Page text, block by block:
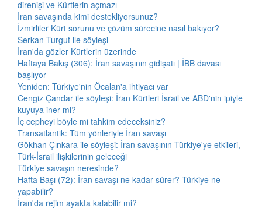
direnişi ve Kürtlerin açmazı
İran savaşında kimi destekliyorsunuz?
İzmirliler Kürt sorunu ve çözüm sürecine nasıl bakıyor?
Serkan Turgut ile söyleşi
İran'da gözler Kürtlerin üzerinde
Haftaya Bakış (306): İran savaşının gidişatı | İBB davası
başlıyor
Yeniden: Türkiye'nin Öcalan'a ihtiyacı var
Cengiz Çandar ile söyleşi: İran Kürtleri İsrail ve ABD'nin ipiyle
kuyuya iner mi?
İç cepheyi böyle mi tahkim edeceksiniz?
Transatlantik: Tüm yönleriyle İran savaşı
Gökhan Çınkara ile söyleşi: İran savaşının Türkiye'ye etkileri,
Türk-İsrail ilişkilerinin geleceği
Türkiye savaşın neresinde?
Hafta Başı (72): İran savaşı ne kadar sürer? Türkiye ne
yapabilir?
İran'da rejim ayakta kalabilir mi?